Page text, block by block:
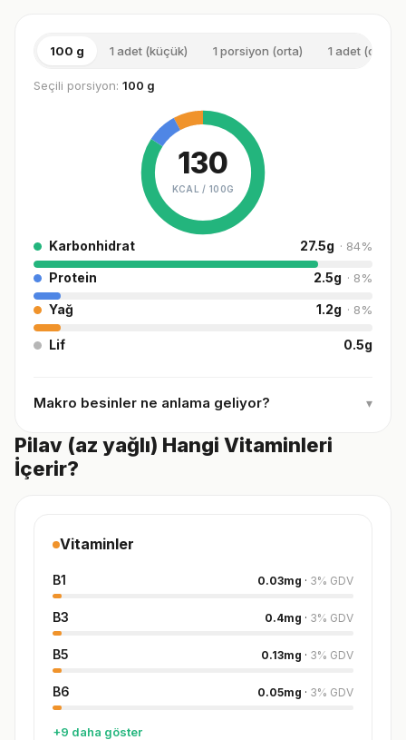
100 g 1 adet (küçük) 1 porsiyon (orta) 1 adet (orta)
Seçili porsiyon: 100 g
130
KCAL / 100G
Karbonhidrat 27.5g · 84%
Protein 2.5g · 8%
Yağ 1.2g · 8%
Lif 0.5g
Makro besinler ne anlama geliyor? ▾
Pilav (az yağlı) Hangi Vitaminleri
İçerir?
Vitaminler
B1 0.03mg · 3% GDV
B3 0.4mg · 3% GDV
B5 0.13mg · 3% GDV
B6 0.05mg · 3% GDV
+9 daha göster